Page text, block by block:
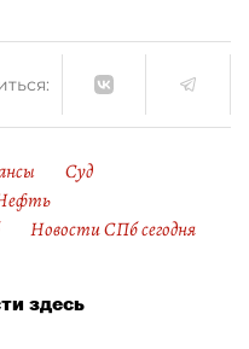
Суд
Новости СПб сегодня
здесь